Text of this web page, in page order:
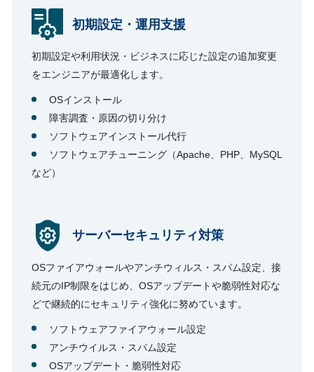
初期設定・運用支援
初期設定や利用状況・ビジネスに応じた設定の追加変更
をエンジニアが最適化します。
OSインストール
障害調査・原因の切り分け
ソフトウェアインストール代行
ソフトウェアチューニング（Apache、PHP、MySQL
など）
サーバーセキュリティ対策
OSファイアウォールやアンチウィルス・スパム設定、接
続元のIP制限をはじめ、OSアップデートや脆弱性対応な
どで継続的にセキュリティ強化に努めています。
ソフトウェアファイアウォール設定
アンチウイルス・スパム設定
OSアップデート・脆弱性対応